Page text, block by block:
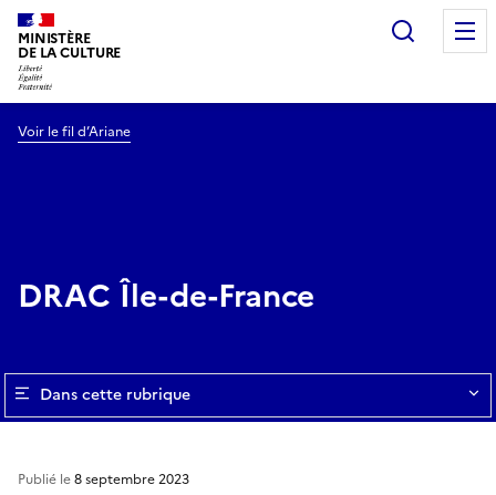
MINISTÈRE
DE LA CULTURE
Voir le fil d’Ariane
DRAC Île-de-France
Dans cette rubrique
Publié le8 septembre 2023